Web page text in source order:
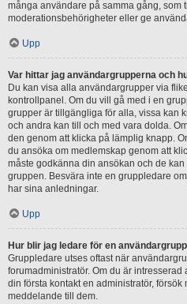
många användare på samma gång, som
moderationsbehörigheter eller ge
Upp
Var hittar jag användargrupperna och
Du kan visa alla användargrupper via
kontrollpanel. Om du vill gå med i en
grupper är tillgängliga för alla, vissa kan
och andra kan till och med vara dolda.
den genom att klicka på lämplig knapp.
du ansöka om medlemskap genom att
måste godkänna din ansökan och de
gruppen. Besvära inte en gruppledare
har sina anledningar.
Upp
Hur blir jag ledare för en
Gruppledare utses oftast när
forumadministratör. Om du är
din första kontakt en administratör, försök
meddelande till dem.